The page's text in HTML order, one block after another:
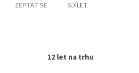
ZEPTAT SE SDÍLET
12 let na trhu